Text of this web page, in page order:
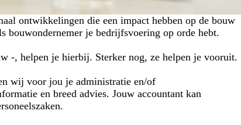
ontwikkelingen die een impact hebben op de bouw
bouwondernemer je bedrijfsvoering op orde hebt.
-, helpen je hierbij. Sterker nog, ze helpen je vooruit.
wij voor jou je administratie en/of
en breed advies. Jouw accountant kan